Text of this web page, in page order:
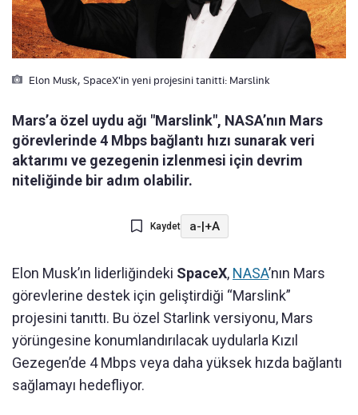
Elon Musk, SpaceX'in yeni projesini tanitti: Marslink
Mars’a özel uydu ağı "Marslink", NASA’nın Mars
görevlerinde 4 Mbps bağlantı hızı sunarak veri
aktarımı ve gezegenin izlenmesi için devrim
niteliğinde bir adım olabilir.
Kaydet a-|+A
Elon Musk’ın liderliğindeki SpaceX, NASA’nın Mars
görevlerine destek için geliştirdiği “Marslink”
projesini tanıttı. Bu özel Starlink versiyonu, Mars
yörüngesine konumlandırılacak uydularla Kızıl
Gezegen’de 4 Mbps veya daha yüksek hızda bağlantı
sağlamayı hedefliyor.